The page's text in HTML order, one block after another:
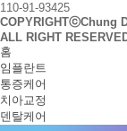
110-91-93425
COPYRIGHTⓒChung
ALL RIGHT
홈
임플란트
통증케어
치아교정
덴탈케어